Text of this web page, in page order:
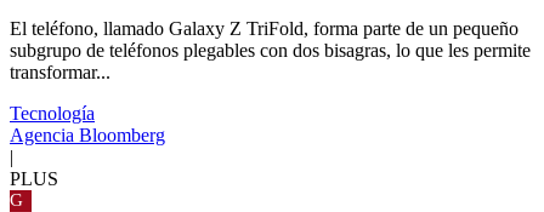
El teléfono, llamado Galaxy Z TriFold, forma parte de un pequeño
subgrupo de teléfonos plegables con dos bisagras, lo que les permite
transformar...
Tecnología
Agencia Bloomberg
|
PLUS
G